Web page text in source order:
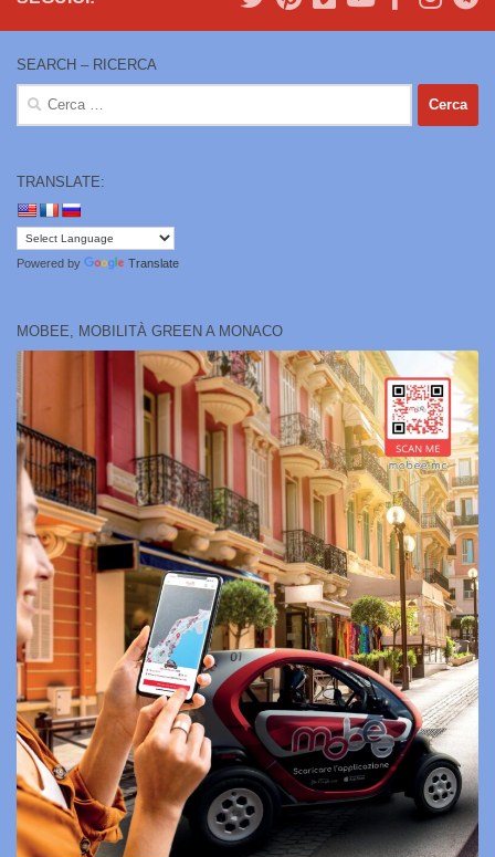
SEARCH – RICERCA
Ricerca
TRANSLATE:
Powered by Translate
MOBEE, MOBILITÀ GREEN A MONACO